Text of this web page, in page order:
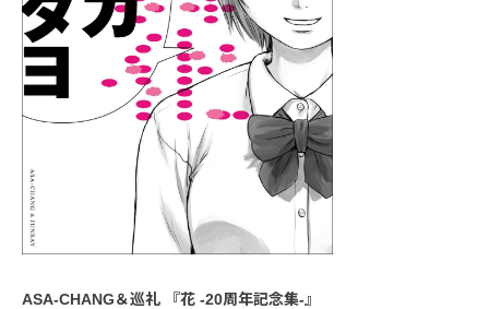
ASA-CHANG＆巡礼 『花 -20周年記念集-』